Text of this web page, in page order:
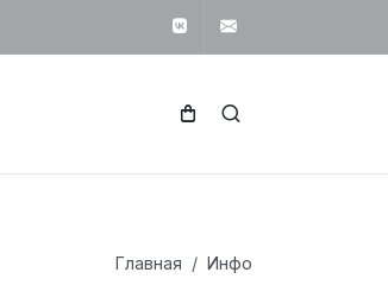
Вконтакте
Главная Инфо